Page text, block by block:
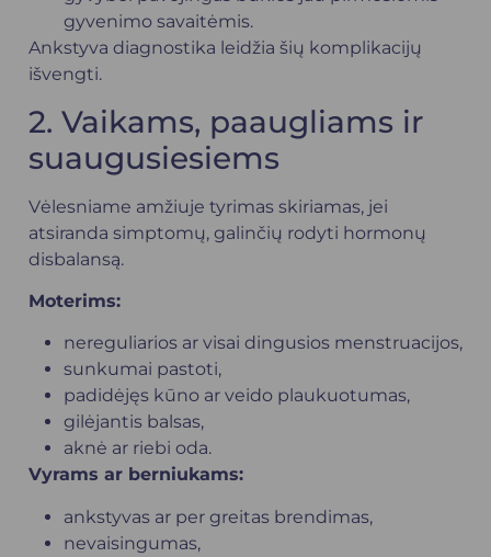
gyvenimo savaitėmis.
Ankstyva diagnostika leidžia šių komplikacijų
išvengti.
2. Vaikams, paaugliams ir
suaugusiesiems
Vėlesniame amžiuje tyrimas skiriamas, jei
atsiranda simptomų, galinčių rodyti hormonų
disbalansą.
Moterims:
nereguliarios ar visai dingusios menstruacijos,
sunkumai pastoti,
padidėjęs kūno ar veido plaukuotumas,
gilėjantis balsas,
aknė ar riebi oda.
Vyrams ar berniukams:
ankstyvas ar per greitas brendimas,
nevaisingumas,